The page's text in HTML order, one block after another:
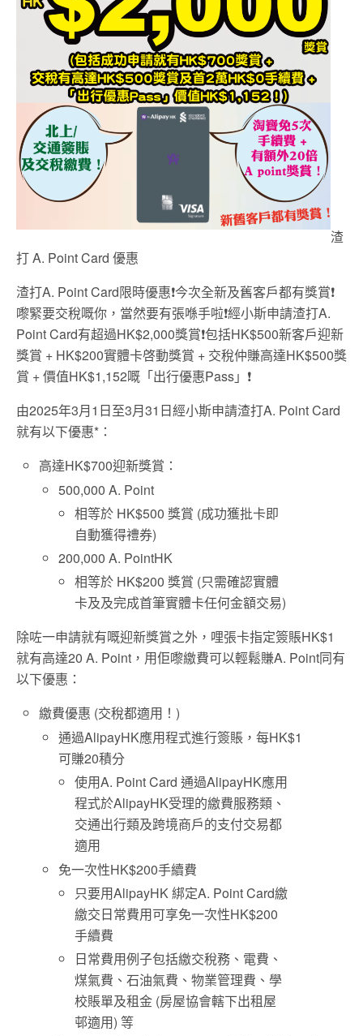
渣
打 A. Point Card 優惠
渣打A. Point Card限時優惠❗今次全新及舊客戶都有獎賞❗
嚟緊要交稅嘅你，當然要有張喺手啦❗經小斯申請渣打A.
Point Card有超過HK$2,000獎賞❗包括HK$500新客戶迎新
獎賞 + HK$200實體卡啓動獎賞 + 交稅仲賺高達HK$500獎
賞 + 價值HK$1,152嘅「出行優惠Pass」❗
由2025年3月1日至3月31日經小斯申請渣打A. Point Card
就有以下優惠*：
高達HK$700迎新獎賞：
500,000 A. Point
相等於 HK$500 獎賞 (成功獲批卡即
自動獲得禮券)
200,000 A. PointHK
相等於 HK$200 獎賞 (只需確認實體
卡及及完成首筆實體卡任何金額交易)
除咗一申請就有嘅迎新獎賞之外，哩張卡指定簽賬HK$1
就有高達20 A. Point，用佢嚟繳費可以輕鬆賺A. Point同有
以下優惠：
繳費優惠 (交稅都適用！)
通過AlipayHK應用程式進行簽賬，每HK$1
可賺20積分
使用A. Point Card 通過AlipayHK應用
程式於AlipayHK受理的繳費服務類、
交通出行類及跨境商戶的支付交易都
適用
免一次性HK$200手續費
只要用AlipayHK 綁定A. Point Card繳
繳交日常費用可享免一次性HK$200
手續費
日常費用例子包括繳交稅務、電費、
煤氣費、石油氣費、物業管理費、學
校賬單及租金 (房屋協會轄下出租屋
邨適用) 等